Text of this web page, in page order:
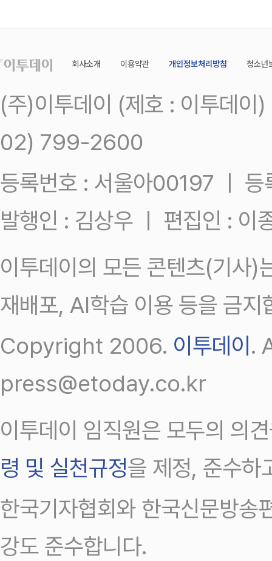
회사소개 이용약관 개인정보처리방침 청소년
(주)이투데이 (제호 : 이투데
02) 799-2600
등록번호 : 서울아00197 ㅣ
발행인 : 김상우 ㅣ 편집인 : 이
이투데이의 모든 콘텐츠(기사)
재배포, AI학습 이용 등을 금지
Copyright 2006. 이투데이.
press@etoday.co.kr
이투데이 임직원은 모두의 의
령 및 실천규정을 제정, 준수하
한국기자협회와 한국신문방송
강도 준수합니다.